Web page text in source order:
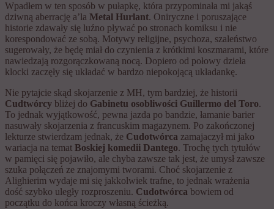
Wpadłem w ten sposób w pułapkę, która przypominała mi jakąś
dziwną aberrację a’la Metal Hurlant. Oniryczne i poruszające
historie zdawały się luźno pływać po stronach komiksu i nie
korespondować ze sobą. Motywy religijne, psychoza, szaleństwo
sugerowały, że będę miał do czynienia z krótkimi koszmarami, które
nawiedzają rozgorączkowaną nocą. Dopiero od połowy dzieła
klocki zaczęły się układać w bardzo niepokojącą układankę.
Nie pytajcie skąd skojarzenie z MH, tym bardziej, że historii
Cudtwórcy bliżej do Gabinetu osobliwości Guillermo del Toro.
To jednak wyjątkowość, pewna jazda po bandzie, łamanie barier
nasuwały skojarzenia z francuskim magazynem. Po zakończonej
lekturze stwierdzam jednak, że Cudotwórca zamajaczył mi jako
wariacja na temat Boskiej komedii Dantego. Trochę tych tytułów
w pamięci się pojawiło, ale chyba zawsze tak jest, że umysł zawsze
szuka połączeń ze znajomymi tworami. Choć skojarzenie z
Alighierim wydaje mi się jakkolwiek trafne, to jednak wrażenia
dość szybko uległy rozproszeniu. Cudotwórca bowiem od
początku do końca kroczy własną ścieżką.